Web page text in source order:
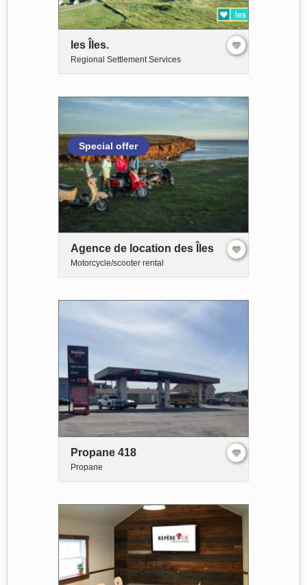
les Îles.
Regional Settlement Services
Special offer
Agence de location des Îles
Motorcycle/scooter rental
Propane 418
Propane